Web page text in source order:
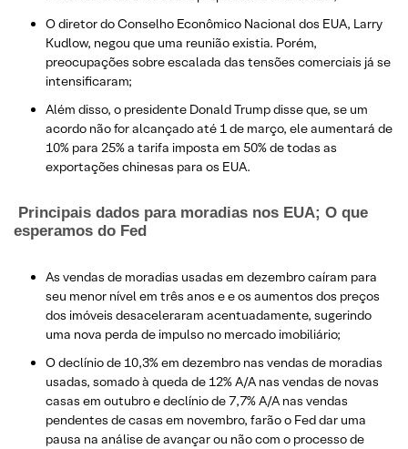
O diretor do Conselho Econômico Nacional dos EUA, Larry
Kudlow, negou que uma reunião existia. Porém,
preocupações sobre escalada das tensões comerciais já se
intensificaram;
Além disso, o presidente Donald Trump disse que, se um
acordo não for alcançado até 1 de março, ele aumentará de
10% para 25% a tarifa imposta em 50% de todas as
exportações chinesas para os EUA.
Principais dados para moradias nos EUA; O que
esperamos do Fed
As vendas de moradias usadas em dezembro caíram para
seu menor nível em três anos e e os aumentos dos preços
dos imóveis desaceleraram acentuadamente, sugerindo
uma nova perda de impulso no mercado imobiliário;
O declínio de 10,3% em dezembro nas vendas de moradias
usadas, somado à queda de 12% A/A nas vendas de novas
casas em outubro e declínio de 7,7% A/A nas vendas
pendentes de casas em novembro, farão o Fed dar uma
pausa na análise de avançar ou não com o processo de